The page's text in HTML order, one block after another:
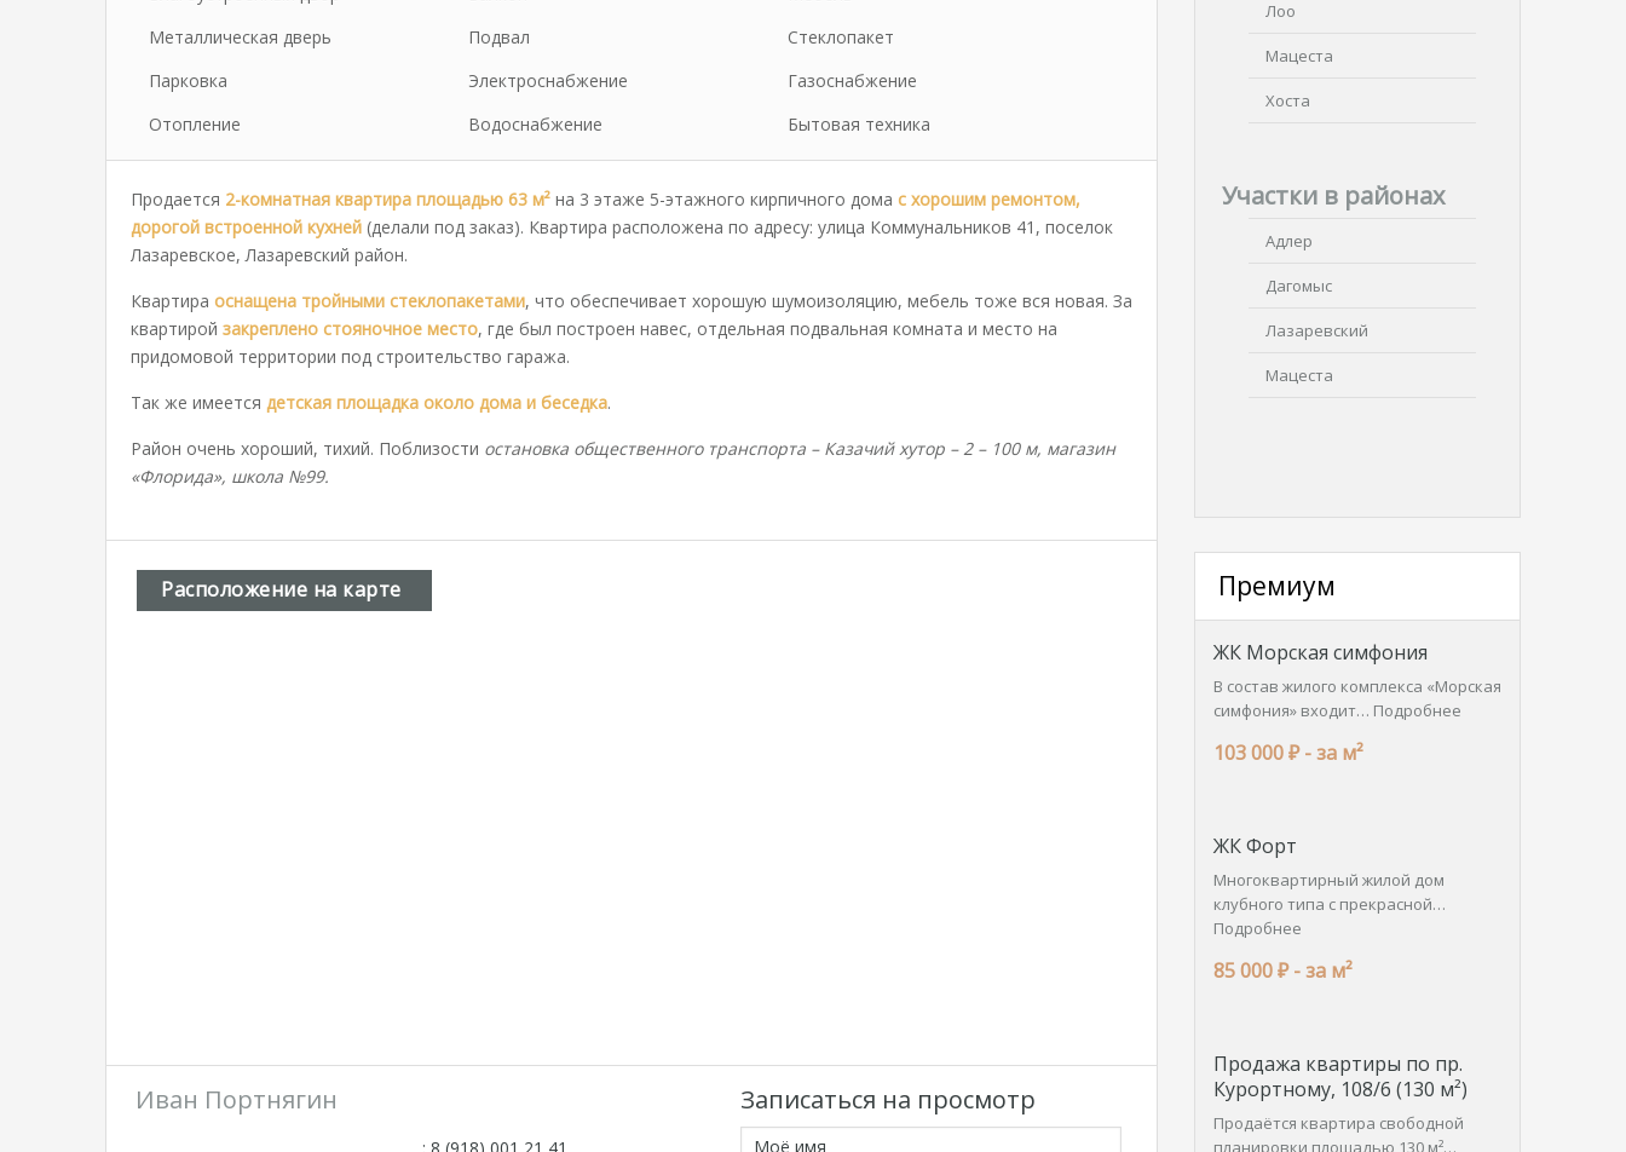
Металлическая дверь
Подвал
Стеклопакет
Парковка
Электроснабжение
Газоснабжение
Отопление
Водоснабжение Бытовая техника
Продается 2-комнатная квартира площадью 63 м² на 3 этаже 5-этажного кирпичного дома с хорошим ремонтом,
дорогой встроенной кухней (делали под заказ). Квартира расположена по адресу: улица Коммунальников 41, поселок
Лазаревское, Лазаревский район.
Квартира оснащена тройными стеклопакетами, что обеспечивает хорошую шумоизоляцию, мебель тоже вся новая. За
квартирой закреплено стояночное место, где был построен навес, отдельная подвальная комната и место на
придомовой территории под строительство гаража.
Так же имеется детская площадка около дома и беседка.
Район очень хороший, тихий. Поблизости остановка общественного транспорта – Казачий хутор – 2 – 100 м, магазин
«Флорида», школа №99.
Расположение на карте
Иван Портнягин Записаться на просмотр
Лоо
Мацеста
Хоста
Участки в районах
Адлер
Дагомыс
Лазаревский
Мацеста
Премиум
ЖК Морская симфония
В состав жилого комплекса «Морская
симфония» входит… Подробнее
103 000 ₽ -за м²
ЖК Форт
Многоквартирный жилой дом
клубного типа с прекрасной…
Подробнее
85 000 ₽ -за м²
Продажа квартиры по пр.
Курортному, 108/6 (130 м²)
Продаётся квартира свободной
планировки площадью 130 м²…